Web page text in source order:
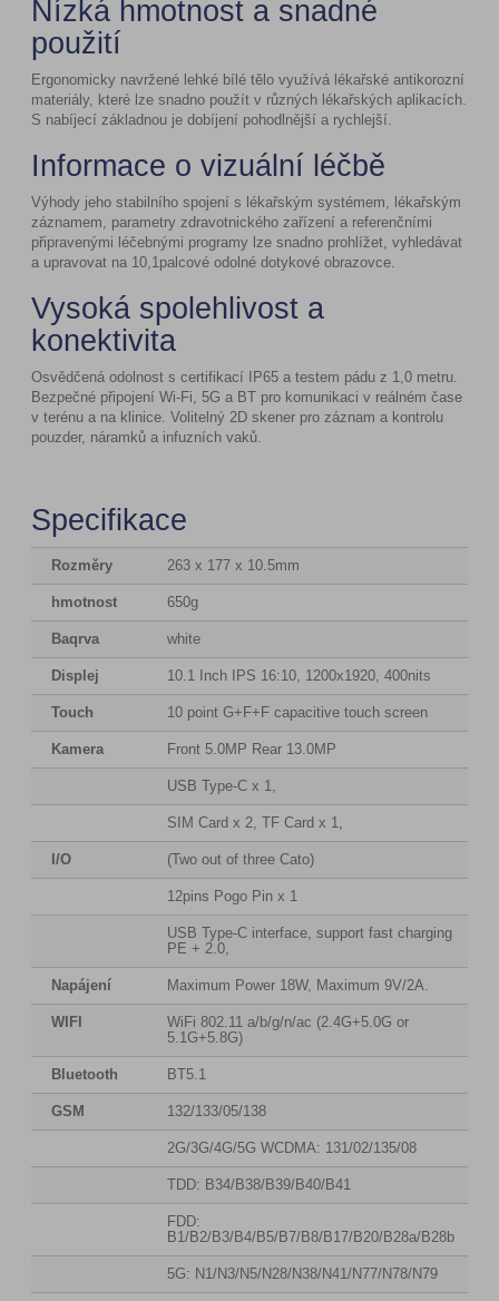
Nízká hmotnost a snadné
použití
Ergonomicky navržené lehké bílé tělo využívá lékařské antikorozní
materiály, které lze snadno použít v různých lékařských aplikacích.
S nabíjecí základnou je dobíjení pohodlnější a rychlejší.
Informace o vizuální léčbě
Výhody jeho stabilního spojení s lékařským systémem, lékařským
záznamem, parametry zdravotnického zařízení a referenčními
připravenými léčebnými programy lze snadno prohlížet, vyhledávat
a upravovat na 10,1palcové odolné dotykové obrazovce.
Vysoká spolehlivost a
konektivita
Osvědčená odolnost s certifikací IP65 a testem pádu z 1,0 metru.
Bezpečné připojení Wi-Fi, 5G a BT pro komunikaci v reálném čase
v terénu a na klinice. Volitelný 2D skener pro záznam a kontrolu
pouzder, náramků a infuzních vaků.
Specifikace
Rozměry 263 x 177 x 10.5mm
hmotnost 650g
Baqrva white
Displej 10.1 Inch IPS 16:10, 1200x1920, 400nits
Touch 10 point G+F+F capacitive touch screen
Kamera Front 5.0MP Rear 13.0MP
USB Type-C x 1,
SIM Card x 2, TF Card x 1,
I/O (Two out of three Cato)
12pins Pogo Pin x 1
USB Type-C interface, support fast charging
PE + 2.0,
Napájení Maximum Power 18W, Maximum 9V/2A.
WIFI
WiFi 802.11 a/b/g/n/ac (2.4G+5.0G or
5.1G+5.8G)
Bluetooth BT5.1
GSM 132/133/05/138
2G/3G/4G/5G WCDMA: 131/02/135/08
TDD: B34/B38/B39/B40/B41
FDD:
B1/B2/B3/B4/B5/B7/B8/B17/B20/B28a/B28b
5G: N1/N3/N5/N28/N38/N41/N77/N78/N79